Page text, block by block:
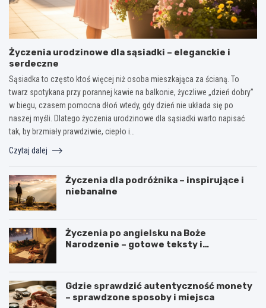
Życzenia urodzinowe dla sąsiadki – eleganckie i
serdeczne
Sąsiadka to często ktoś więcej niż osoba mieszkająca za ścianą. To
twarz spotykana przy porannej kawie na balkonie, życzliwe „dzień dobry”
w biegu, czasem pomocna dłoń wtedy, gdy dzień nie układa się po
naszej myśli. Dlatego życzenia urodzinowe dla sąsiadki warto napisać
tak, by brzmiały prawdziwie, ciepło i…
Czytaj dalej
Życzenia dla podróżnika – inspirujące i
niebanalne
Życzenia po angielsku na Boże
Narodzenie – gotowe teksty i
Gdzie sprawdzić autentyczność monety
– sprawdzone sposoby i miejsca